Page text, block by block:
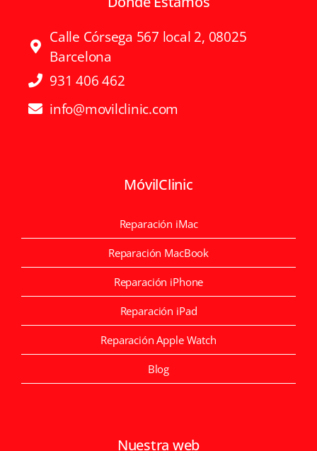
Calle Córsega 567 local 2, 08025
Barcelona
931 406 462
info@movilclinic.com
MóvilClinic
Reparación iMac
Reparación MacBook
Reparación iPhone
Reparación iPad
Reparación Apple Watch
Blog
Nuestra web